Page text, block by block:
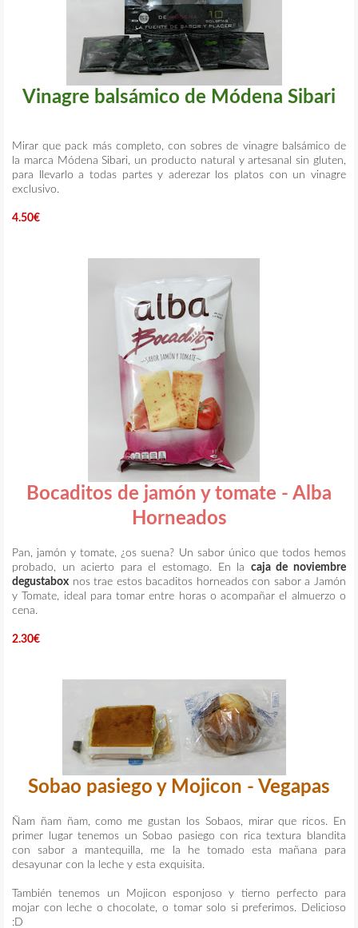
Vinagre balsámico de Módena Sibari
Mirar que pack más completo, con sobres de vinagre balsámico de
la marca Módena Sibari, un producto natural y artesanal sin gluten,
para llevarlo a todas partes y aderezar los platos con un vinagre
exclusivo.
4.50€
Bocaditos de jamón y tomate - Alba
Horneados
Pan, jamón y tomate, ¿os suena? Un sabor único que todos hemos
probado, un acierto para el estomago. En la caja de noviembre
degustabox nos trae estos bacaditos horneados con sabor a Jamón
y Tomate, ideal para tomar entre horas o acompañar el almuerzo o
cena.
2.30€
Sobao pasiego y Mojicon - Vegapas
Ñam ñam ñam, como me gustan los Sobaos, mirar que ricos. En
primer lugar tenemos un Sobao pasiego con rica textura blandita
con sabor a mantequilla, me la he tomado esta mañana para
desayunar con la leche y esta exquisita.
También tenemos un Mojicon esponjoso y tierno perfecto para
mojar con leche o chocolate, o tomar solo si preferimos. Delicioso
:D